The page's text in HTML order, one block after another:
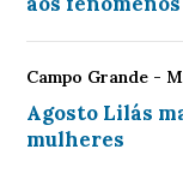
Campo Grande -
Agosto Lilás
mulheres